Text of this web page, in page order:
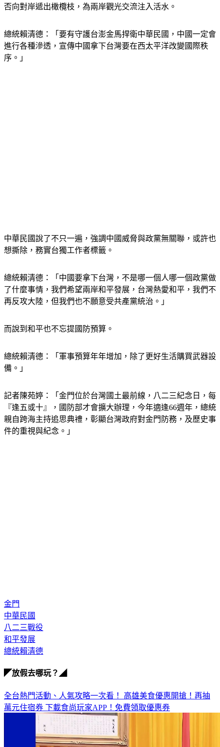
域風波，剛告一段落，總統前進前線，各界關注他的發言，是
總統賴清德：「要有守護台澎金馬捍衛中華民國，中國一定會
進行各種滲透，宣傳中國拿下台灣要在西太平洋改變國際秩
中華民國說了不只一遍，強調中國威脅與政黨無關聯，或許也
總統賴清德：「中國要拿下台灣，不是哪一個人哪一個政黨做
了什麼事情，我們希望兩岸和平發展，台灣熱愛和平，我們不
總統賴清德：「軍事預算年年增加，除了更好生活購買武器設
記者陳苑婷：「金門位於台灣國土最前線，八二三紀念日，每
『逢五或十』，國防部才會擴大辦理，今年適逢66週年，總統
親自跨海主持追思典禮，彰顯台灣政府對金門防務，及歷史事
金門
中華民國
八二三戰役
和平發展
全台熱門活動、人氣攻略一次看！高雄美食優惠開搶！再抽
萬元住宿券
下載食尚玩家APP！免費領取優惠券